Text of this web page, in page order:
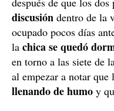
discusión dentro de la
ocupado pocos días
la chica se quedó
en torno a las siete de
al empezar a notar que
llenando de humo y